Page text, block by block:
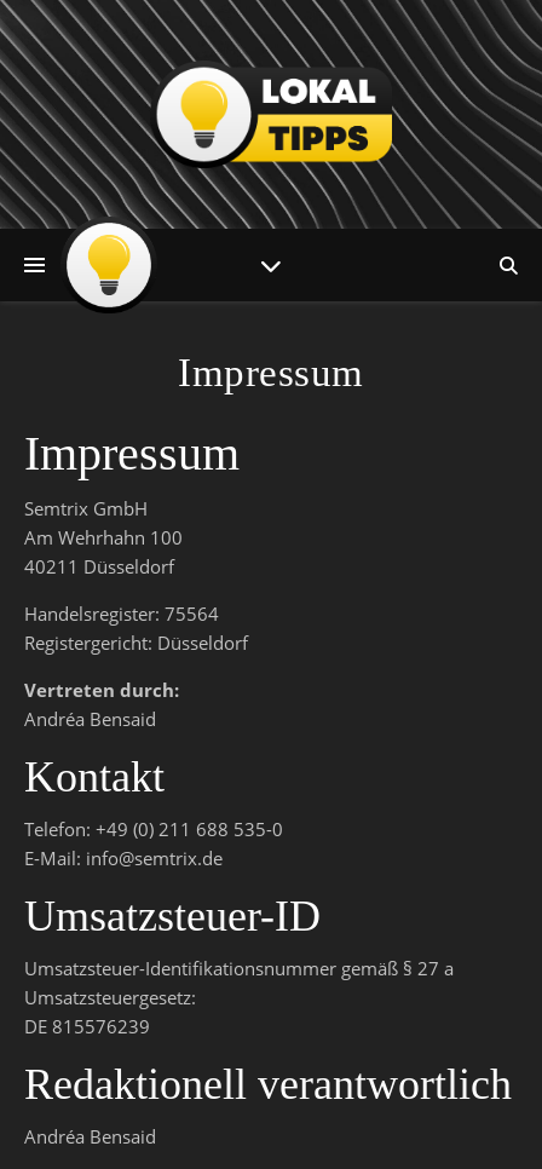
Impressum
Impressum
Semtrix GmbH
Am Wehrhahn 100
40211 Düsseldorf
Handelsregister: 75564
Registergericht: Düsseldorf
Vertreten durch:
Andréa Bensaid
Kontakt
Telefon: +49 (0) 211 688 535-0
E-Mail: info@semtrix.de
Umsatzsteuer-ID
Umsatzsteuer-Identifikationsnummer gemäß § 27 a
Umsatzsteuergesetz:
DE 815576239
Redaktionell verantwortlich
Andréa Bensaid